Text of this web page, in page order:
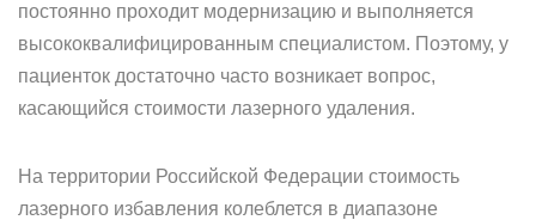
постоянно проходит модернизацию и выполняется
высококвалифицированным специалистом. Поэтому, у
пациенток достаточно часто возникает вопрос,
касающийся стоимости лазерного удаления.
На территории Российской Федерации стоимость
лазерного избавления колеблется в диапазоне